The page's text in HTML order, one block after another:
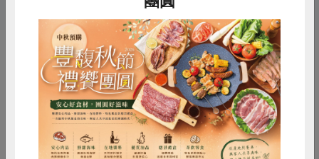
你可能有興趣的產品
惜食 RPET 食譜 減硝酸鹽
雞蛋 食安 共同購買